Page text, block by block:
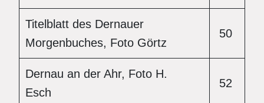
Titelblatt des Dernauer
Morgenbuches, Foto Görtz
50
Dernau an der Ahr, Foto H.
Esch
52